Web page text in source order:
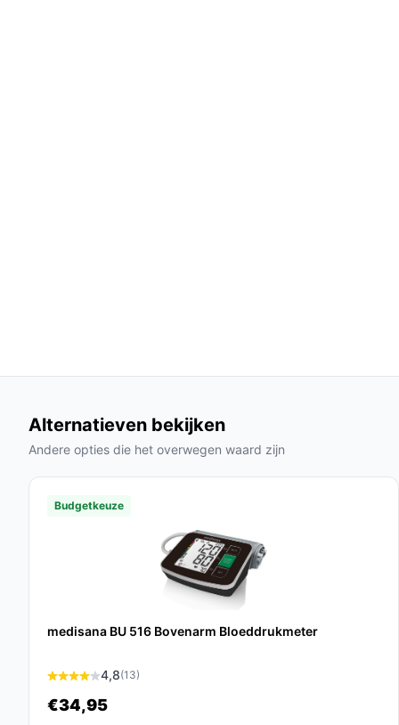
Materiaal:Gemaakt van polyester, wat
Hoe lang gaat dit product mee?
De STAUS&BACH onderdeken heeft een
gebruik, dankzij de hoogwaardige materialen.
Is dit geschikt voor mensen met allergieën?
mensen met allergieën.
Wat zijn de belangrijkste verschillen met andere
De DualZone-technologie en de aparte voetzone
Alternatieven bekijken
Andere opties die het overwegen waard zijn
Budgetkeuze
medisana BU 516 Bovenarm Bloeddrukmeter
4,8(13)
€34,95